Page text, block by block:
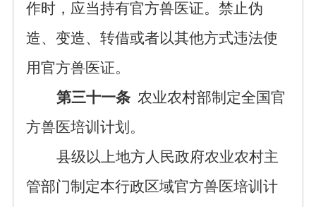
作时，应当持有官方兽医证。禁止伪
造、变造、转借或者以其他方式违法使
用官方兽医证。
第三十一条 农业农村部制定全国官
方兽医培训计划。
县级以上地方人民政府农业农村主
管部门制定本行政区域官方兽医培训计